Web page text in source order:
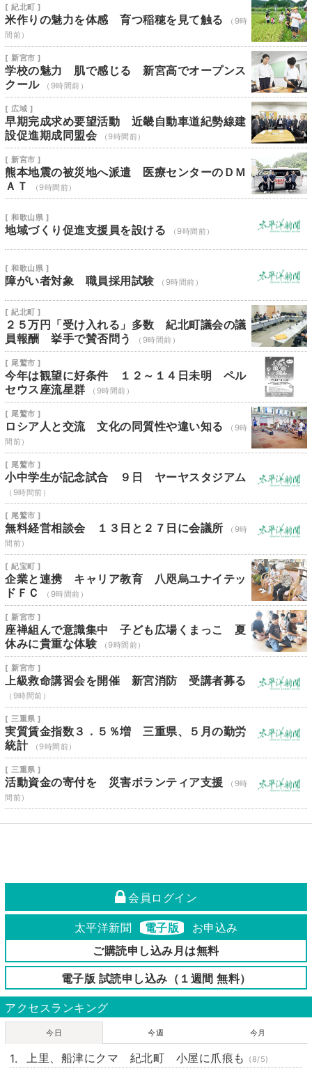
[ 紀北町 ]
米作りの魅力を体感 育つ稲穂を見て触る
（9時
間前）
[ 新宮市 ]
学校の魅力 肌で感じる 新宮高でオープンス
クール
（9時間前）
[ 広域 ]
早期完成求め要望活動 近畿自動車道紀勢線建
設促進期成同盟会
（9時間前）
[ 新宮市 ]
熊本地震の被災地へ派遣 医療センターのＤＭ
ＡＴ
（9時間前）
[ 和歌山県 ]
地域づくり促進支援員を設ける （9時間前）
[ 和歌山県 ]
障がい者対象 職員採用試験 （9時間前）
[ 紀北町 ]
２５万円「受け入れる」多数 紀北町議会の議
員報酬 挙手で賛否問う
（9時間前）
[ 尾鷲市 ]
今年は観望に好条件 １２～１４日未明 ペル
セウス座流星群
（9時間前）
[ 尾鷲市 ]
ロシア人と交流 文化の同質性や違い知る
（9時
間前）
[ 尾鷲市 ]
小中学生が記念試合 ９日 ヤーヤスタジアム
（9時間前）
[ 尾鷲市 ]
無料経営相談会 １３日と２７日に会議所
（9時
間前）
[ 紀宝町 ]
企業と連携 キャリア教育 八咫烏ユナイテッ
ドＦＣ
（9時間前）
[ 新宮市 ]
座禅組んで意識集中 子ども広場くまっこ 夏
休みに貴重な体験
（9時間前）
[ 新宮市 ]
上級救命講習会を開催 新宮消防 受講者募る
（9時間前）
[ 三重県 ]
実質賃金指数３．５％増 三重県、５月の勤労
統計
（9時間前）
[ 三重県 ]
活動資金の寄付を 災害ボランティア支援
（9時
間前）
会員ログイン
太平洋新聞 電子版
お申込み
ご購読申し込み月は無料
電子版 試読申し込み（１週間 無料）
アクセスランキング
今日 今週 今月
上里、船津にクマ 紀北町 小屋に爪痕も (8/5)